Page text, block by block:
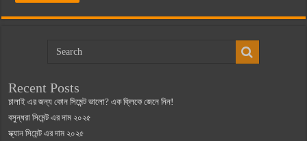
Recent Posts
ঢালাই এর জন্য কোন সিমেন্ট ভালো? এক ক্লিকে জেনে নিন!
বসুন্ধরা সিমেন্ট এর দাম ২০২৫
স্ক্যান সিমেন্ট এর দাম ২০২৫